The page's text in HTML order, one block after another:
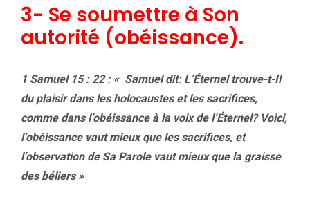
3- Se soumettre à Son
autorité (obéissance).
1 Samuel 15 : 22 : « Samuel dit: L’Éternel trouve-t-Il
du plaisir dans les holocaustes et les sacrifices,
comme dans l’obéissance à la voix de l’Éternel? Voici,
l’obéissance vaut mieux que les sacrifices, et
l’observation de Sa Parole vaut mieux que la graisse
des béliers »